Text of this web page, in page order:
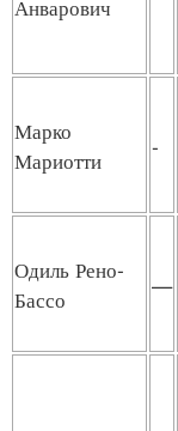
Анварович
Марко
Мариотти
-
Одиль Рено-
Бассо
—